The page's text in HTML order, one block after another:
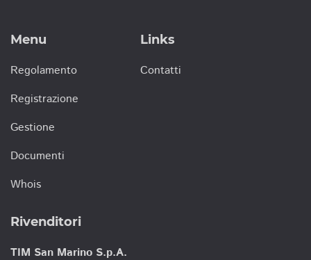
Menu
Regolamento
Registrazione
Gestione
Documenti
Whois
Links
Contatti
Rivenditori
TIM San Marino S.p.A.